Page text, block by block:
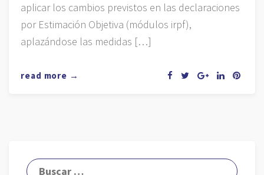
aplicar los cambios previstos en las declaraciones
por Estimación Objetiva (módulos irpf),
aplazándose las medidas […]
read more →